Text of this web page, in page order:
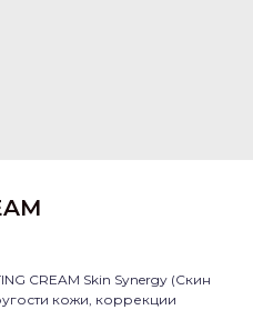
CREAM Skin Synergy (Скин
кожи, коррекции